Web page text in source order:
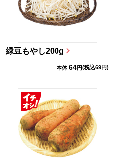
緑豆もやし200g
本体 64円(税込69円)